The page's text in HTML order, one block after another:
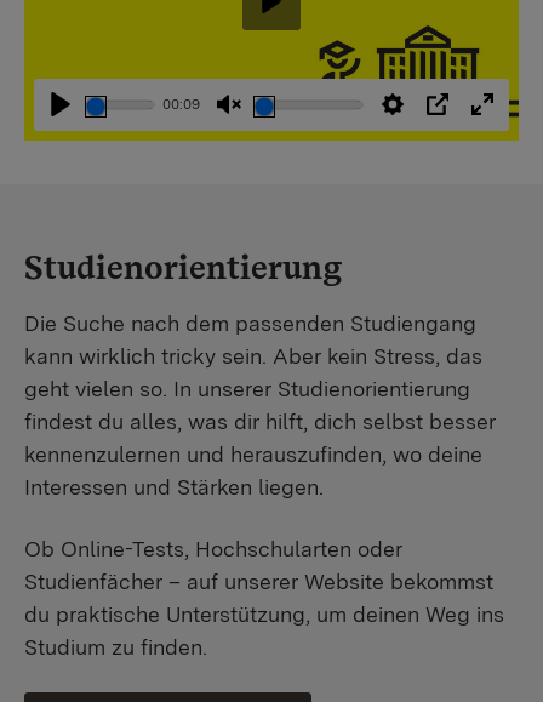
Abspielen
00:09
StummschaltungEinstellungen
PIP
Abspielen
Studienorientierung
Die Suche nach dem passenden Studiengang
kann wirklich tricky sein. Aber kein Stress, das
geht vielen so. In unserer Studienorientierung
findest du alles, was dir hilft, dich selbst besser
kennenzulernen und herauszufinden, wo deine
Interessen und Stärken liegen.
Ob Online-Tests, Hochschularten oder
Studienfächer – auf unserer Website bekommst
du praktische Unterstützung, um deinen Weg ins
Studium zu finden.